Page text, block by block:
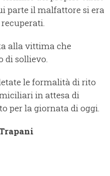
parte il malfattore si era
alla vittima che
di sollievo.
le formalità di rito
in attesa di
per la giornata di oggi.